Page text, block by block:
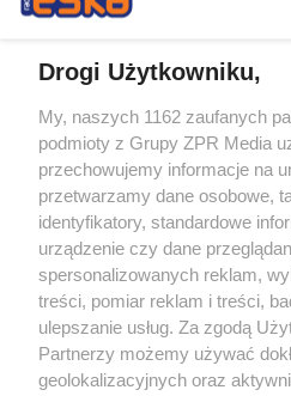
Żaden utwór zamieszczony w serwisie
rozpowszechniany lub dalej
tym także elektroniczny lub
eksploatacji w jakiejkolwiek formie,
Internecie bez pisemnej zgody
wykorzystanie utworów w całości lub
tzn. bez właściwej zgody, jest
ścigane prawnie.
Drogi Użytkowniku,
My, naszych 1162 zaufanych
podmioty z Grupy ZPR Media
przechowujemy informacje na
przetwarzamy dane osobowe,
identyfikatory, standardowe
urządzenie czy dane
spersonalizowanych reklam,
treści, pomiar reklam i treści,
ulepszanie usług. Za zgodą
Partnerzy możemy używać
geolokalizacyjnych oraz